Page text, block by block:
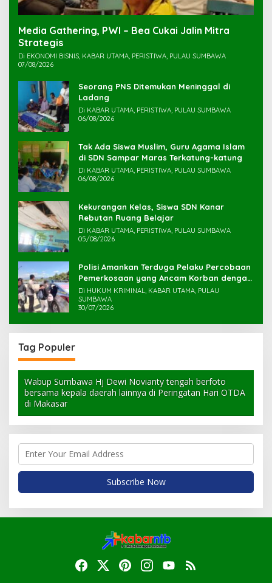
Media Gathering, PWI – Bea Cukai Jalin Mitra
Strategis
Di EKONOMI BISNIS, KABAR UTAMA, PERISTIWA, PULAU SUMBAWA
07/08/2026
Seorang PNS Ditemukan Meninggal di
Ladang
Di KABAR UTAMA, PERISTIWA, PULAU SUMBAWA
06/08/2026
Tak Ada Siswa Muslim, Guru Agama Islam
di SDN Sampar Maras Terkatung-katung ‎
Di KABAR UTAMA, PERISTIWA, PULAU SUMBAWA
06/08/2026
Kekurangan Kelas, Siswa SDN Kanar
Rebutan Ruang Belajar
Di KABAR UTAMA, PERISTIWA, PULAU SUMBAWA
05/08/2026
Polisi Amankan Terduga Pelaku Percobaan
Pemerkosaan yang Ancam Korban dengan
Parang
Di HUKUM KRIMINAL, KABAR UTAMA, PULAU
SUMBAWA
30/07/2026
Tag Populer
Wabup Sumbawa Hj Dewi Novianty tengah berfoto
bersama kepala daerah lainnya di Peringatan Hari OTDA
di Makasar